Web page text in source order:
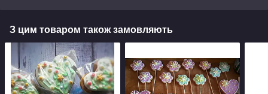
З цим товаром також замовляють